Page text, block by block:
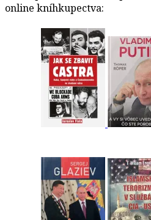
online kníhkupectva: